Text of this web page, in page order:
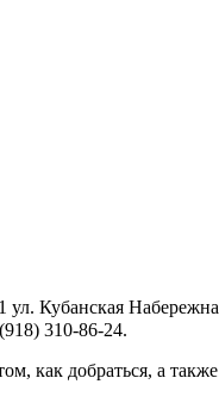
Кубанская
310-86-24.
как добраться, а